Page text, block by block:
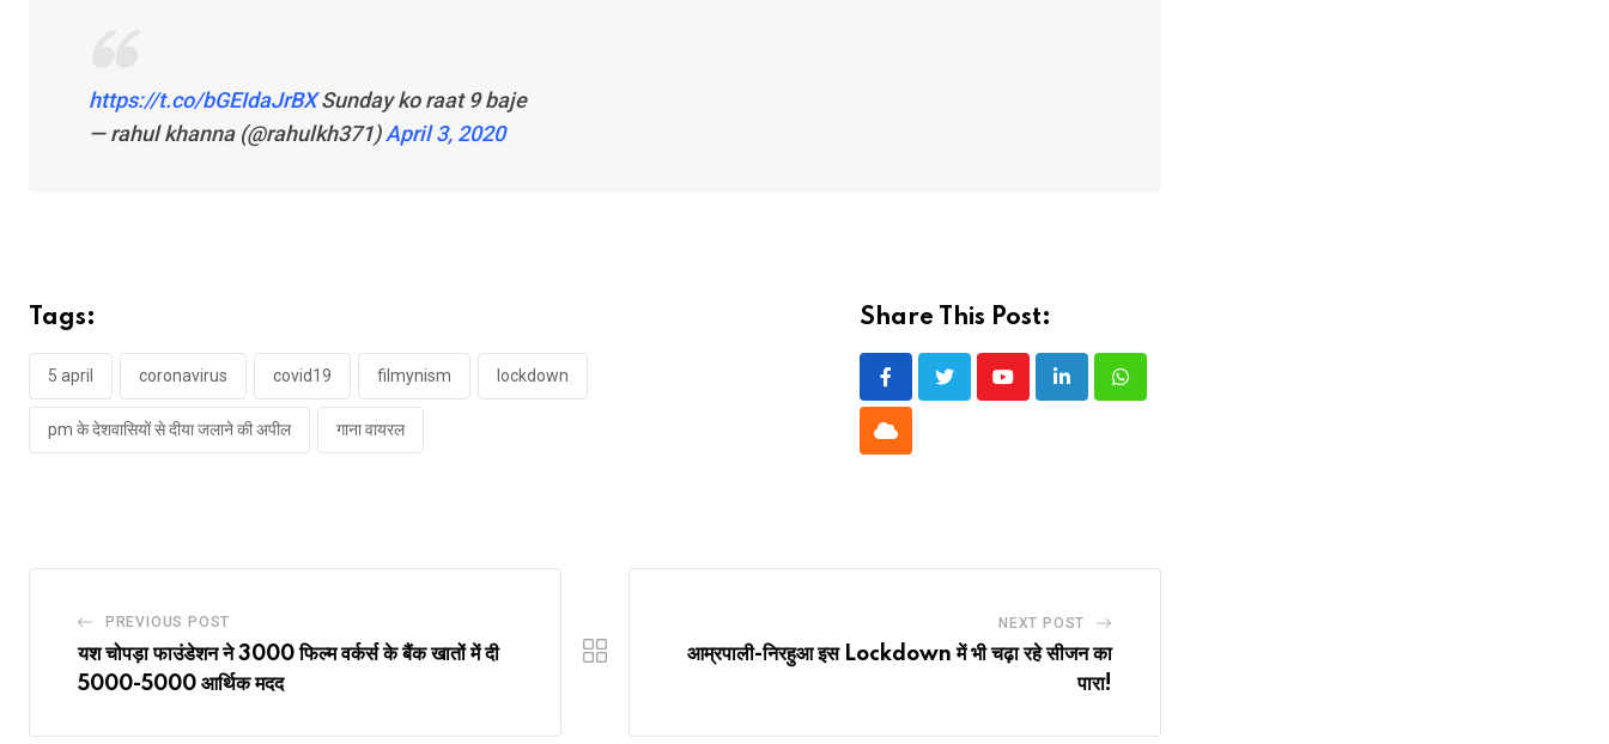
https://t.co/bGEIdaJrBXSunday ko raat 9 baje
— rahul khanna (@rahulkh371)April 3, 2020
Tags:
5 april coronavirus covid19 filmynism lockdown
pm के देशवासियों से दीया जलाने की अपील गाना वायरल
Share This Post:
YoutubeLinkedInWhatsapp
Cloud
PREVIOUS POST
यश चोपड़ा फाउंडेशन ने 3000 फिल्म वर्कर्स के बैंक खातों में दी
5000-5000 आर्थिक मदद
NEXT POST
आम्रपाली-निरहुआ इस Lockdown में भी चढ़ा रहे सीजन का
पारा!